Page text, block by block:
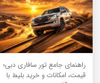
راهنمای جامع تور سافاری دبی؛
قیمت، امکانات و خرید بلیط با